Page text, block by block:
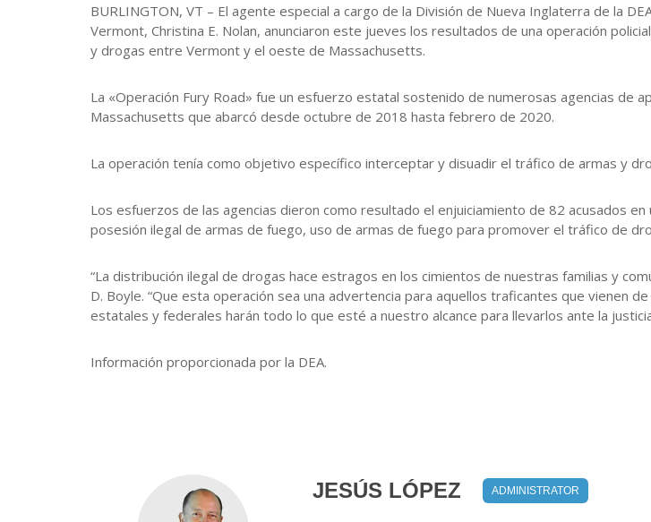
BURLINGTON, VT – El agente especial a cargo de la División de Nueva Inglaterra de la
Vermont, Christina E. Nolan, anunciaron este jueves los resultados de una operación
y drogas entre Vermont y el oeste de Massachusetts.
La «Operación Fury Road» fue un esfuerzo estatal sostenido de numerosas agencias de
Massachusetts que abarcó desde octubre de 2018 hasta febrero de 2020.
La operación tenía como objetivo específico interceptar y disuadir el tráfico de armas y
Los esfuerzos de las agencias dieron como resultado el enjuiciamiento de 82 acusados
posesión ilegal de armas de fuego, uso de armas de fuego para promover el tráfico de
“La distribución ilegal de drogas hace estragos en los cimientos de nuestras familias y
D. Boyle. “Que esta operación sea una advertencia para aquellos traficantes que vienen
estatales y federales harán todo lo que esté a nuestro alcance para llevarlos ante la
Información proporcionada por la DEA.
JESÚS LÓPEZ ADMINISTRATOR